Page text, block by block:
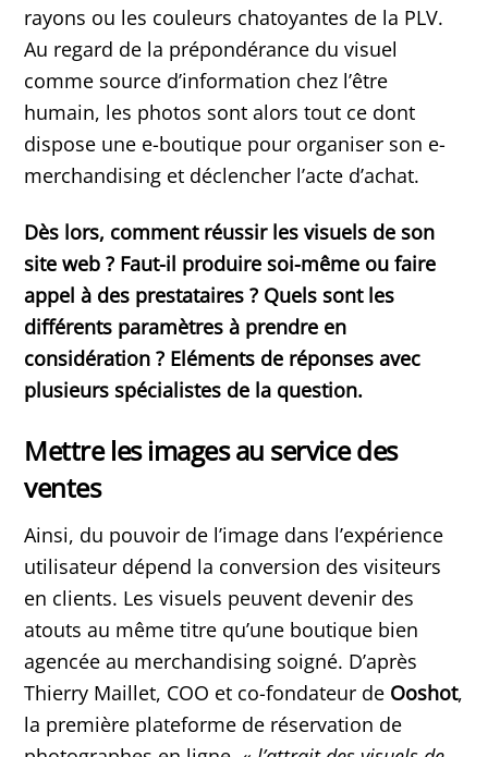
rayons ou les couleurs chatoyantes de la PLV.
Au regard de la prépondérance du visuel
comme source d’information chez l’être
humain, les photos sont alors tout ce dont
dispose une e-boutique pour organiser son e-
merchandising et déclencher l’acte d’achat.
Dès lors, comment réussir les visuels de son
site web ? Faut-il produire soi-même ou faire
appel à des prestataires ? Quels sont les
différents paramètres à prendre en
considération ? Eléments de réponses avec
plusieurs spécialistes de la question.
Mettre les images au service des
ventes
Ainsi, du pouvoir de l’image dans l’expérience
utilisateur dépend la conversion des visiteurs
en clients. Les visuels peuvent devenir des
atouts au même titre qu’une boutique bien
agencée au merchandising soigné. D’après
Thierry Maillet, COO et co-fondateur de Ooshot,
la première plateforme de réservation de